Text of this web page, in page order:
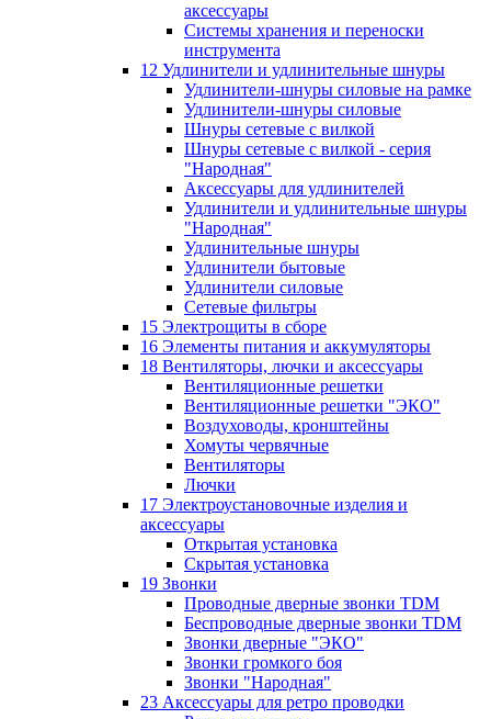
аксессуары
Системы хранения и переноски
инструмента
12 Удлинители и удлинительные шнуры
Удлинители-шнуры силовые на рамке
Удлинители-шнуры силовые
Шнуры сетевые с вилкой
Шнуры сетевые с вилкой - серия
"Народная"
Аксессуары для удлинителей
Удлинители и удлинительные шнуры
"Народная"
Удлинительные шнуры
Удлинители бытовые
Удлинители силовые
Сетевые фильтры
15 Электрощиты в сборе
16 Элементы питания и аккумуляторы
18 Вентиляторы, лючки и аксессуары
Вентиляционные решетки
Вентиляционные решетки "ЭКО"
Воздуховоды, кронштейны
Хомуты червячные
Вентиляторы
Лючки
17 Электроустановочные изделия и
аксессуары
Открытая установка
Скрытая установка
19 Звонки
Проводные дверные звонки TDM
Беспроводные дверные звонки TDM
Звонки дверные "ЭКО"
Звонки громкого боя
Звонки "Народная"
23 Аксессуары для ретро проводки